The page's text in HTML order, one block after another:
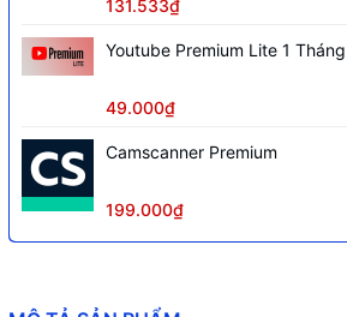
131.533₫
Youtube Premium Lite 1 Tháng
49.000₫
Camscanner Premium
199.000₫